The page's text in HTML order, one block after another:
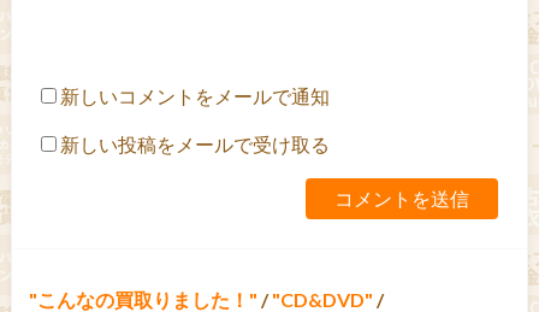
新しいコメントをメールで通知
新しい投稿をメールで受け取る
こんなの買取りました！ / CD&DVD /